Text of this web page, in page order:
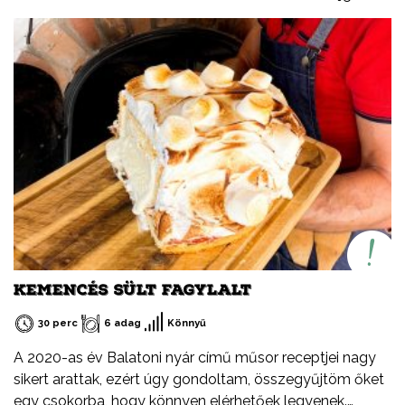
nem tévedés, a kalács puhaságát ötvöztem a bejgli
omlósságával, valamint a baracklekvár és rögös túró
ízvilágával. Tudtátok, hogy a rögös túró egy igazi,
magyar specialitás? Jellegzetes íze és állaga különbözik
a más országokban kapható verzióktól, ebben a
formában csak Magyarországon létezik. Ezúton
szeretném felhívni a figyelmetek a Tejszív emblémára is,
ami nem egy márka, hanem a Tej Terméktanács
védjegye. Ha egy tejtermék csomagolásán látod, biztos
lehetsz benne, hogy magyar termék, csak és kizárólag
tejből vagy annak melléktermékeiből készült (író, savó).
KEMENCÉS SÜLT FAGYLALT
30 perc 6 adag Könnyű
A 2020-as év Balatoni nyár című műsor receptjei nagy
sikert arattak, ezért úgy gondoltam, összegyűjtöm őket
egy csokorba, hogy könnyen elérhetőek legyenek.